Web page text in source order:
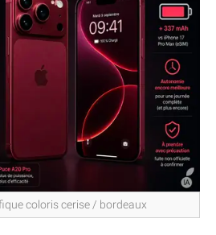
coloris cerise / bordeaux